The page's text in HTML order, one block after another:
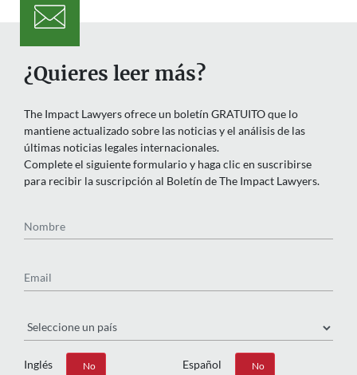
¿Quieres leer más?
The Impact Lawyers ofrece un boletín GRATUITO que lo
mantiene actualizado sobre las noticias y el análisis de las
últimas noticias legales internacionales.
Complete el siguiente formulario y haga clic en suscribirse
para recibir la suscripción al Boletín de The Impact Lawyers.
Inglés
Sí No Español
Sí No